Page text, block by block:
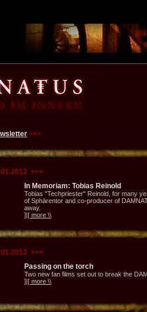
+++
+++
In Memoriam: Tobias Reinold
Tobias "Techpriester" Reinold, for many
of Sphärentor and co-producer of
away.
]|[ more \\
+++
Passing on the torch
Two new fan films set out to break the
]|[ more \\